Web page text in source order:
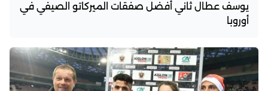
يوسف عطال ثاني أفضل صفقات الميركاتو الصيفي في
أوروبا